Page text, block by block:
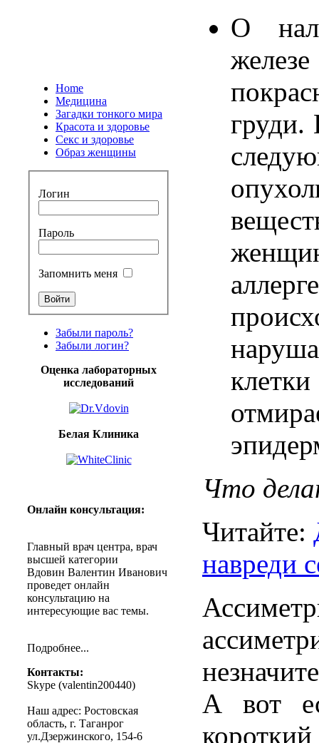
Home
Медицина
Загадки тонкого мира
Красота и здоровье
Секс и здоровье
Образ женщины
Логин
Пароль
Запомнить меня
Забыли пароль?
Забыли логин?
Оценка лабораторных
исследований
Белая Клиника
Онлайн консультация:
Главный врач центра, врач
высшей категории
Вдовин Валентин Иванович
проведет онлайн
консультацию на
интересующие вас темы.
Подробнее...
Контакты:
Skype (valentin200440)
Наш адрес: Ростовская
область, г. Таганрог
ул.Дзержинского, 154-6
О
железе
груди.
клетки
Что
Читайте:
навреди
А вот